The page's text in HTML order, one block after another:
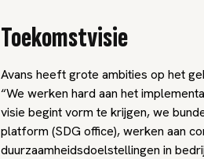
Toekomstvisie
Avans heeft grote ambities op het
“We werken hard aan het
visie begint vorm te krijgen, we
platform (SDG office), werken aan
duurzaamheidsdoelstellingen in